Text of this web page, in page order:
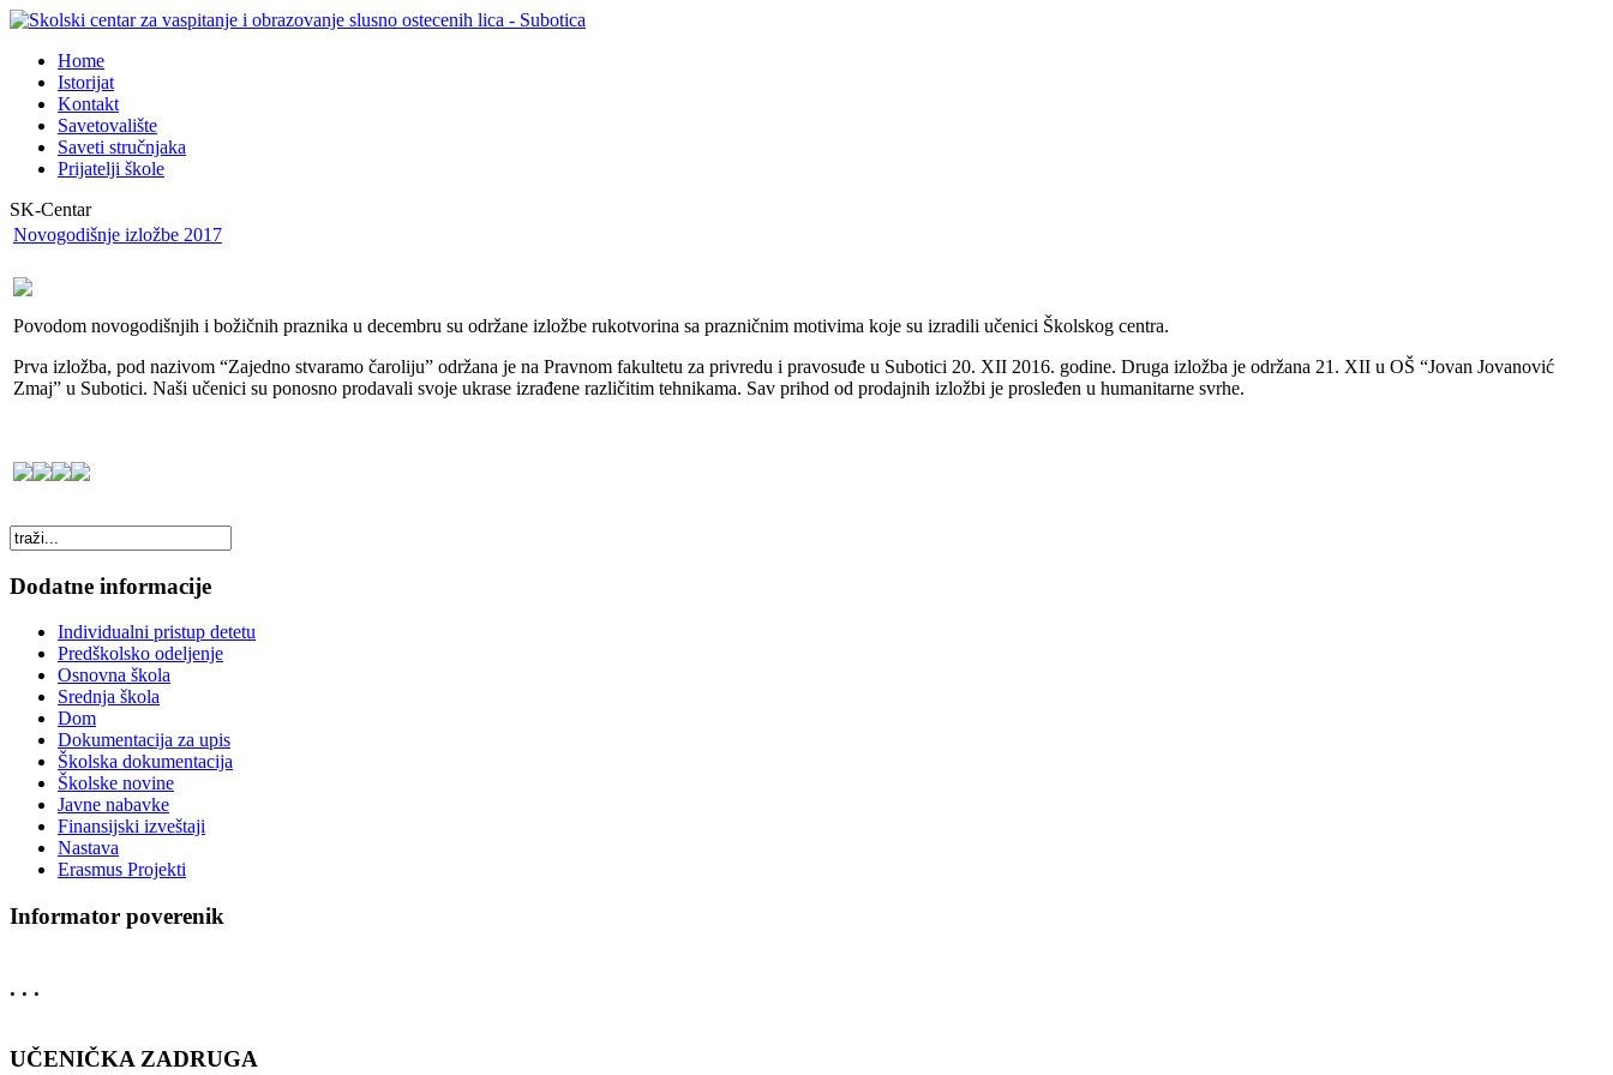
Home
Istorijat
Kontakt
Savetovalište
Saveti stručnjaka
Prijatelji škole
SK-Centar
Novogodišnje izložbe 2017
Povodom novogodišnjih i božičnih praznika u decembru su održane izložbe rukotvorina sa prazničnim motivima koje su izradili učenici Školskog centra.
Prva izložba, pod nazivom “Zajedno stvaramo čaroliju” održana je na Pravnom fakultetu za privredu i pravosuđe u Subotici 20. XII 2016. godine. Druga izložba je održana 21. XII u OŠ “Jovan Jovanović
Zmaj” u Subotici. Naši učenici su ponosno prodavali svoje ukrase izrađene različitim tehnikama. Sav prihod od prodajnih izložbi je prosleđen u humanitarne svrhe.
Dodatne informacije
Individualni pristup detetu
Predškolsko odeljenje
Osnovna škola
Srednja škola
Dom
Dokumentacija za upis
Školska dokumentacija
Školske novine
Javne nabavke
Finansijski izveštaji
Nastava
Erasmus Projekti
Informator poverenik
. . .
UČENIČKA ZADRUGA